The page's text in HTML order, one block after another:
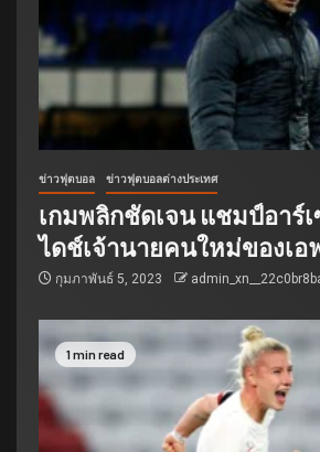
ข่าวฟุตบอล ข่าวฟุตบอลต่างประเทศ
เกมพลิกชัดเจน แชมป์อาร์
ไดช์เจ้านายคนใหม่ของเอ
กุมภาพันธ์ 5, 2023
1 min read